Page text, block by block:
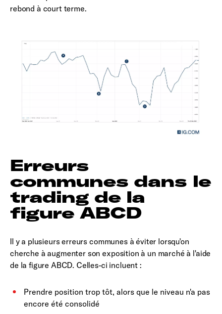
rebond à court terme.
Erreurs
communes dans le
trading de la
figure ABCD
Il y a plusieurs erreurs communes à éviter lorsqu'on
cherche à augmenter son exposition à un marché à l'aide
de la figure ABCD. Celles-ci incluent :
Prendre position trop tôt, alors que le niveau n'a pas
encore été consolidé